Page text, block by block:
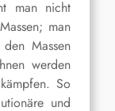
man nicht
man
Massen
werden
So
und